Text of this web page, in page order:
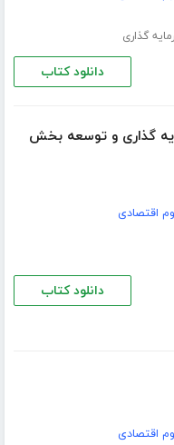
گذاری
دانلود کتاب
گذاری و توسعه بخش
اقتصادی
دانلود کتاب
اقتصادی